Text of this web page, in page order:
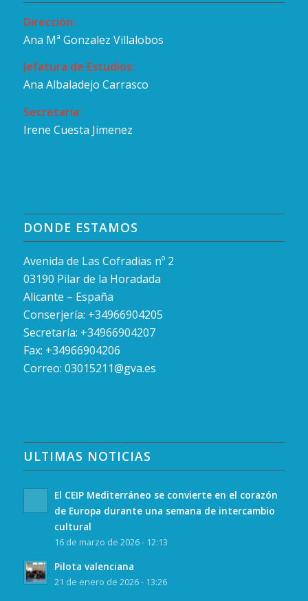
Dirección:
Ana Mª Gonzalez Villalobos
Jefatura de Estudios:
Ana Albaladejo Carrasco
Secretaría:
Irene Cuesta Jimenez
DONDE ESTAMOS
Avenida de Las Cofradias nº 2
03190 Pilar de la Horadada
Alicante – España
Conserjería: +34966904205
Secretaría: +34966904207
Fax: +34966904206
Correo: 03015211@gva.es
ULTIMAS NOTICIAS
El CEIP Mediterráneo se convierte en el corazón
de Europa durante una semana de intercambio
cultural
16 de marzo de 2026 - 12:13
Pilota valenciana
21 de enero de 2026 - 13:26